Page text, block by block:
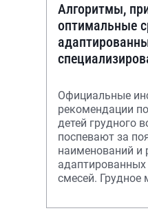
Алгоритмы,
оптимальные
грудного
Официальные
рекомендации
детей грудного
поспевают за
наименований и
смесей. Грудное
вскармливания